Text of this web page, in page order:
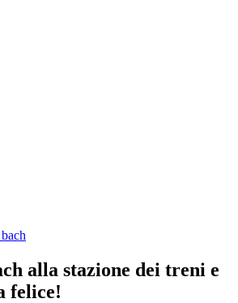
alla stazione dei treni e
felice!